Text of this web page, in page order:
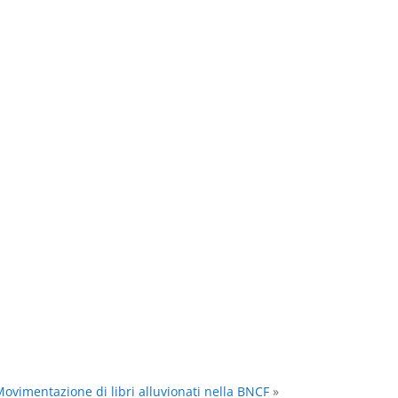
di libri alluvionati nella BNCF»